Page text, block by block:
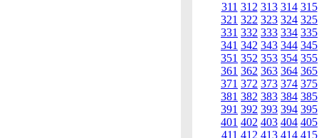
311 312 313 314 315
321 322 323 324 325
331 332 333 334 335
341 342 343 344 345
351 352 353 354 355
361 362 363 364 365
371 372 373 374 375
381 382 383 384 385
391 392 393 394 395
401 402 403 404 405
411 412 413 414 415